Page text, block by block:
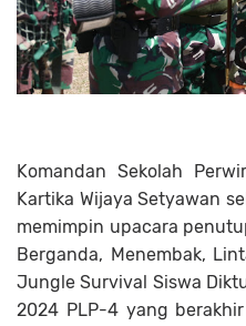
Komandan Sekolah
Kartika Wijaya Setyawan
memimpin upacara
Berganda, Menembak,
Jungle Survival Siswa
2024 PLP-4 yang